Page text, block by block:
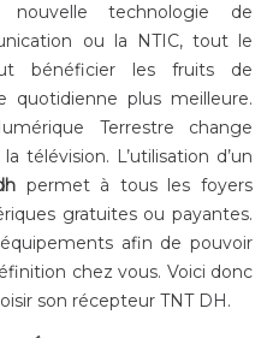
technologie de
ou la NTIC, tout le
bénéficier les fruits de
quotidienne plus meilleure.
Terrestre change
télévision. L’utilisation d’un
permet à tous les foyers
gratuites ou payantes.
afin de pouvoir
chez vous. Voici donc
son récepteur TNT DH.